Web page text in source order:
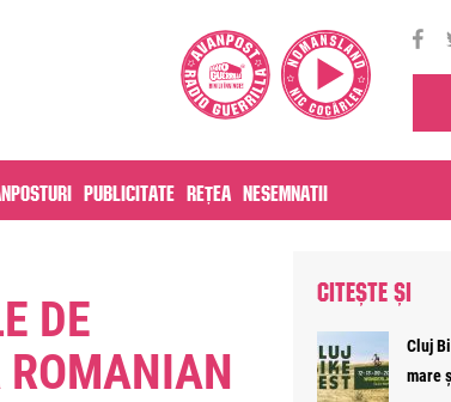
Publicitate Rețea Nesemnatii
DE
ROMANIAN
CITEȘTE ȘI
Cluj
mare